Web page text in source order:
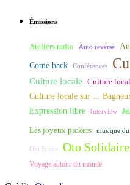
Émissions
Ateliers radio Auto reverse
Come back Conférences
Culture locale Culture
Culture locale sur ...
Expression libre Interview
Les joyeux pickers musique
Oto Focus Oto
Voyage autour du monde